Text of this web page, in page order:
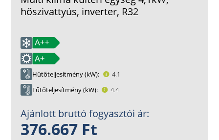
hőszivattyús, inverter, R32
Hűtőteljesítmény (kW)
4.1
Fűtőteljesítmény (kW)
4.4
Ajánlott bruttó fogyasztói ár:
376.667 Ft